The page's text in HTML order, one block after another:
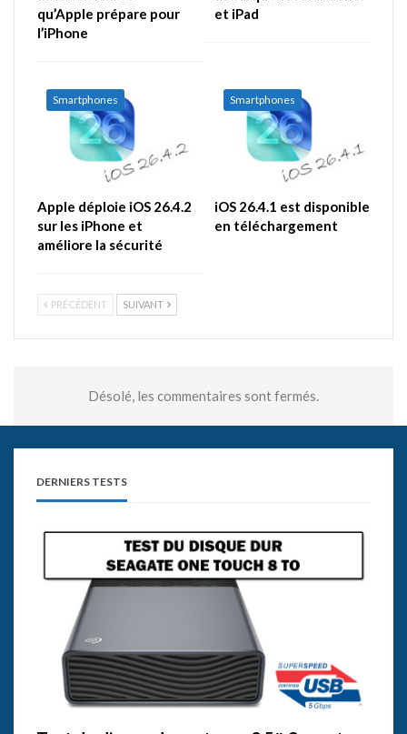
qu’Apple prépare pour
l’iPhone
et iPad
Smartphones
Apple déploie iOS 26.4.2
sur les iPhone et
améliore la sécurité
Smartphones
iOS 26.4.1 est disponible
en téléchargement
PRÉCÉDENT SUIVANT
Désolé, les commentaires sont fermés.
DERNIERS TESTS